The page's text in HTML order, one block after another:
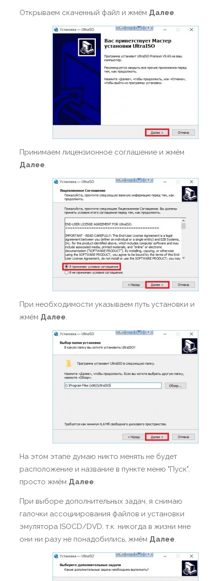
Открываем скаченный файл и жмём Далее.
Принимаем лицензионное соглашение и жмём
Далее.
При необходимости указываем путь установки и
жмём Далее.
На этом этапе думаю никто менять не будет
расположение и название в пункте меню "Пуск",
просто жмём Далее.
При выборе дополнительных задач, я снимаю
галочки ассоциирования файлов и установки
эмулятора ISOCD/DVD, т.к. никогда в жизни мне
они ни разу не понадобились, жмём Далее.